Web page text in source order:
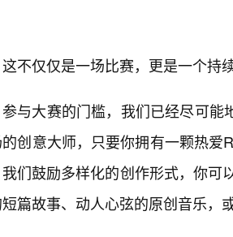
这不仅仅是一场比赛，更是一个持
参与大赛的门槛，我们已经尽可
创意大师，只要你拥有一颗热
们鼓励多样化的创作形式，你可
篇故事、动人心弦的原创音乐，